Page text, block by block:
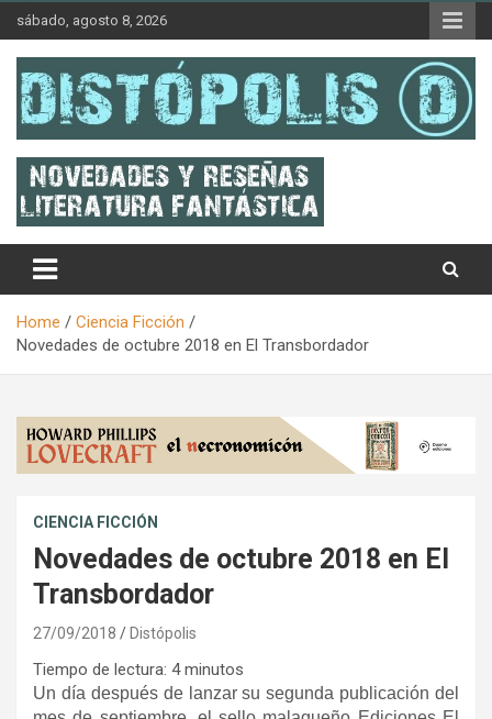
content
sábado, agosto 8, 2026
Distópolis
Home
Ciencia Ficción
Novedades de octubre 2018 en El Transbordador
CIENCIA FICCIÓN
Novedades de octubre 2018 en El
Transbordador
27/09/2018 Distópolis
Tiempo de lectura: 4 minutos
Un día después de lanzar su segunda publicación del